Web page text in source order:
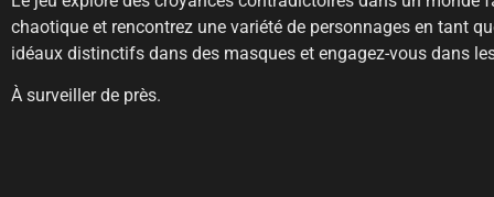
chaotique et rencontrez une variété de personnages en tant
idéaux distinctifs dans des masques et engagez-vous dans
À surveiller de près.